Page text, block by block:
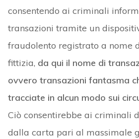
consentendo ai criminali
transazioni tramite un
fraudolento registrato a nome
fittizia, da qui il nome di
ovvero transazioni fantasma
tracciate in alcun modo sui
Ciò consentirebbe ai criminali
dalla carta pari al massimale